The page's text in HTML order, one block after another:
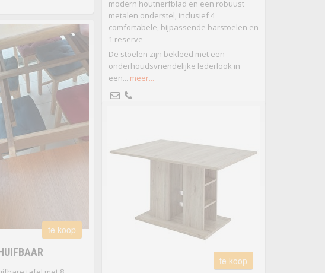
modern houtnerfblad en een robuust
metalen onderstel, inclusief 4
comfortabele, bijpassende barstoelen en
1 reserve
​De stoelen zijn bekleed met een
onderhoudsvriendelijke lederlook in
een... meer...
te koop
te koop